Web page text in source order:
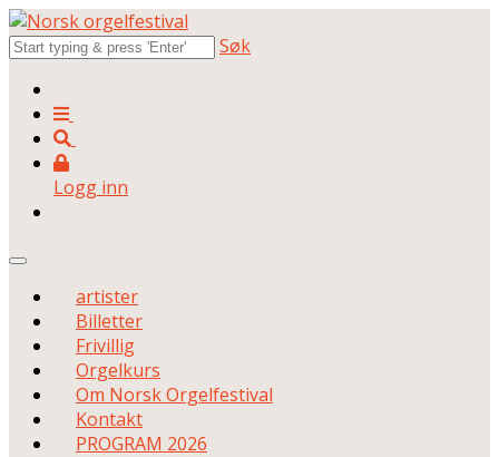
Søk
Logg inn
artister
Billetter
Frivillig
Orgelkurs
Om Norsk Orgelfestival
Kontakt
PROGRAM 2026